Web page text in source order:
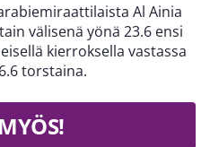
Al Ainia
välisenä yönä 23.6 ensi
kierroksella vastassa
torstaina.